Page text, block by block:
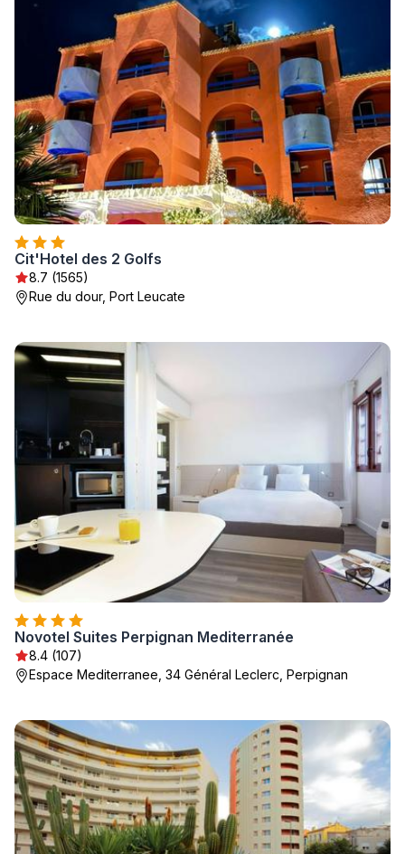
Cit'Hotel des 2 Golfs
8.7 (1565)
Rue du dour, Port Leucate
Novotel Suites Perpignan Mediterranée
8.4 (107)
Espace Mediterranee, 34 Général Leclerc, Perpignan